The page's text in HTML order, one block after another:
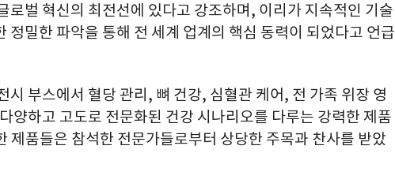
로벌 혁신의 최전선에 있다고 강조하며, 이리가 지속적인 기술
정밀한 파악을 통해 전 세계 업계의 핵심 동력이 되었다고 언급
시 부스에서 혈당 관리, 뼈 건강, 심혈관 케어, 전 가족 위장 영
양하고 고도로 전문화된 건강 시나리오를 다루는 강력한 제품
제품들은 참석한 전문가들로부터 상당한 주목과 찬사를 받았